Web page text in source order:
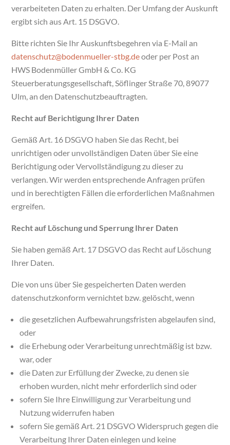
verarbeiteten Daten zu erhalten. Der Umfang der Auskunft
ergibt sich aus Art. 15 DSGVO.
Bitte richten Sie Ihr Auskunftsbegehren via E-Mail an
datenschutz@bodenmueller-stbg.deoder per Post an
HWS Bodenmüller GmbH & Co. KG
Steuerberatungsgesellschaft, Söflinger Straße 70, 89077
Ulm, an den Datenschutzbeauftragten.
Recht auf Berichtigung Ihrer Daten
Gemäß Art. 16 DSGVO haben Sie das Recht, bei
unrichtigen oder unvollständigen Daten über Sie eine
Berichtigung oder Vervollständigung zu dieser zu
verlangen. Wir werden entsprechende Anfragen prüfen
und in berechtigten Fällen die erforderlichen Maßnahmen
ergreifen.
Recht auf Löschung und Sperrung Ihrer Daten
Sie haben gemäß Art. 17 DSGVO das Recht auf Löschung
Ihrer Daten.
Die von uns über Sie gespeicherten Daten werden
datenschutzkonform vernichtet bzw. gelöscht, wenn
die gesetzlichen Aufbewahrungsfristen abgelaufen sind,
oder
die Erhebung oder Verarbeitung unrechtmäßig ist bzw.
war, oder
die Daten zur Erfüllung der Zwecke, zu denen sie
erhoben wurden, nicht mehr erforderlich sind oder
sofern Sie Ihre Einwilligung zur Verarbeitung und
Nutzung widerrufen haben
sofern Sie gemäß Art. 21 DSGVO Widerspruch gegen die
Verarbeitung Ihrer Daten einlegen und keine